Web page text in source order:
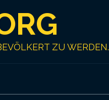
ZU WERDEN.